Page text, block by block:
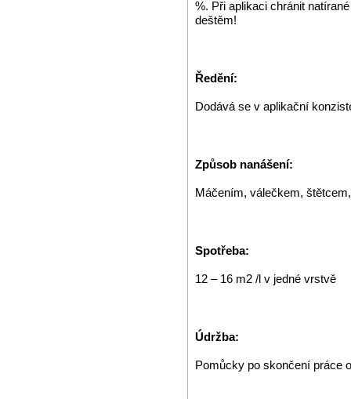
%. Při aplikaci chránit
deštěm!
Ředění:
Dodává se v aplikační
Způsob nanášení:
Máčením, válečkem,
Spotřeba:
12 – 16 m2 /l v jedné vrstvě
Údržba:
Pomůcky po skončení práce